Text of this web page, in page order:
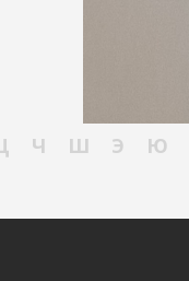
Ч Ш Э Ю